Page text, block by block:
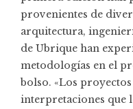
provenientes de
arquitectura,
de Ubrique han
metodologías en el
bolso. «Los
interpretaciones que